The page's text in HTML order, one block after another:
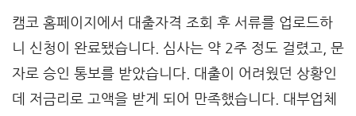
캠코 홈페이지에서 대출자격 조회 후 서류를 업로드하
니 신청이 완료됐습니다. 심사는 약 2주 정도 걸렸고, 문
자로 승인 통보를 받았습니다. 대출이 어려웠던 상황인
데 저금리로 고액을 받게 되어 만족했습니다. 대부업체